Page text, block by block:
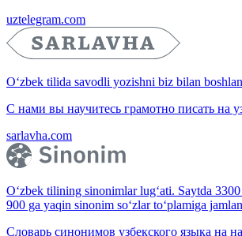
uztelegram.com
O‘zbek tilida savodli yozishni biz bilan
С нами вы научитесь грамотно писать на
sarlavha.com
O‘zbek tilining sinonimlar lug‘ati. Saytda 3300
900 ga yaqin sinonim so‘zlar to‘plamiga
Словарь синонимов узбекского языка на